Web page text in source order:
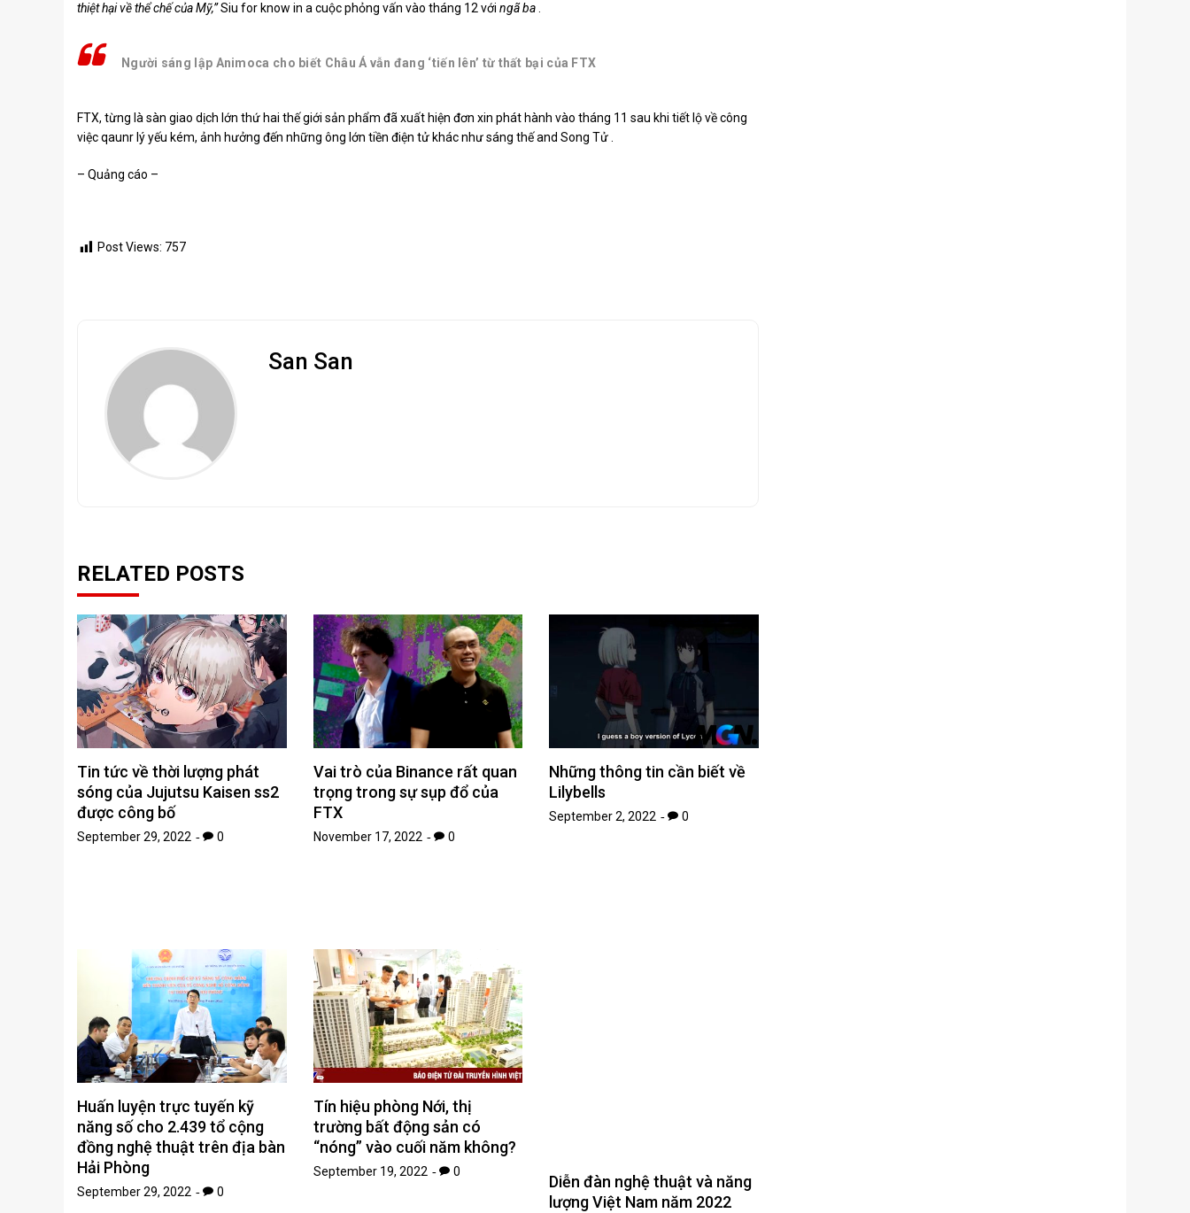
thiệt hại về thể chế của Mỹ,”Siu for know in acuộc phỏng vấn vào tháng 12 với ngã ba.
Người sáng lập Animoca cho biết Châu Á vẫn đang ‘tiến lên’ từ thất bại của FTX
FTX, từng là sàn giao dịch lớn thứ hai thế giới sản phẩm đã xuất hiện đơn xin phát hành vào tháng 11 sau khi tiết lộ về công
việc qaunr lý yếu kém, ảnh hưởng đến những ông lớn tiền điện tử khác nhưsáng thếand Song Tử.
– Quảng cáo –
Post Views: 757
San San
RELATED POSTS
Tin tức về thời lượng phát
sóng của Jujutsu Kaisen ss2
được công bố
September 29, 2022 0
Vai trò của Binance rất quan
trọng trong sự sụp đổ của
FTX
November 17, 2022 0
Những thông tin cần biết về
Lilybells
September 2, 2022 0
Huấn luyện trực tuyến kỹ
năng số cho 2.439 tổ cộng
đồng nghệ thuật trên địa bàn
Hải Phòng
September 29, 2022 0
Tín hiệu phòng Nới, thị
trường bất động sản có
“nóng” vào cuối năm không?
September 19, 2022 0
Diễn đàn nghệ thuật và năng
lượng Việt Nam năm 2022